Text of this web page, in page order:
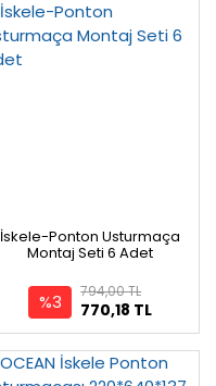
İskele-Ponton Usturmaça
Montaj Seti 6 Adet
%3 770,18 TL
794,00 TL